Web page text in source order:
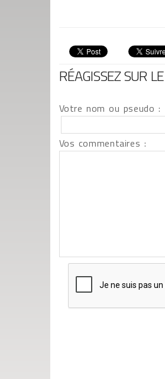
RÉAGISSEZ SUR
Votre nom ou pseudo :
Vos commentaires :